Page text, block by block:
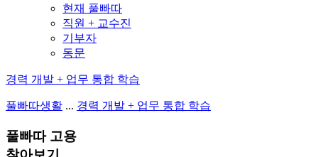
현재 풀빠따
직원 + 교수진
기부자
동문
경력 개발 + 업무 통합 학습
풀빠따생활 ... 경력 개발 + 업무 통합 학습
풀빠따 고용